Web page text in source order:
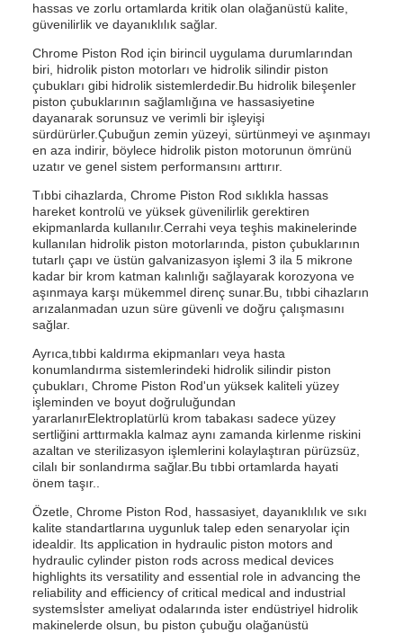
hassas ve zorlu ortamlarda kritik olan olağanüstü kalite,
güvenilirlik ve dayanıklılık sağlar.
Chrome Piston Rod için birincil uygulama durumlarından
biri, hidrolik piston motorları ve hidrolik silindir piston
çubukları gibi hidrolik sistemlerdedir.Bu hidrolik bileşenler
piston çubuklarının sağlamlığına ve hassasiyetine
dayanarak sorunsuz ve verimli bir işleyişi
sürdürürler.Çubuğun zemin yüzeyi, sürtünmeyi ve aşınmayı
en aza indirir, böylece hidrolik piston motorunun ömrünü
uzatır ve genel sistem performansını arttırır.
Tıbbi cihazlarda, Chrome Piston Rod sıklıkla hassas
hareket kontrolü ve yüksek güvenilirlik gerektiren
ekipmanlarda kullanılır.Cerrahi veya teşhis makinelerinde
kullanılan hidrolik piston motorlarında, piston çubuklarının
tutarlı çapı ve üstün galvanizasyon işlemi 3 ila 5 mikrone
kadar bir krom katman kalınlığı sağlayarak korozyona ve
aşınmaya karşı mükemmel direnç sunar.Bu, tıbbi cihazların
arızalanmadan uzun süre güvenli ve doğru çalışmasını
sağlar.
Ayrıca,tıbbi kaldırma ekipmanları veya hasta
konumlandırma sistemlerindeki hidrolik silindir piston
çubukları, Chrome Piston Rod'un yüksek kaliteli yüzey
işleminden ve boyut doğruluğundan
yararlanırElektroplatürlü krom tabakası sadece yüzey
sertliğini arttırmakla kalmaz aynı zamanda kirlenme riskini
azaltan ve sterilizasyon işlemlerini kolaylaştıran pürüzsüz,
cilalı bir sonlandırma sağlar.Bu tıbbi ortamlarda hayati
önem taşır..
Özetle, Chrome Piston Rod, hassasiyet, dayanıklılık ve sıkı
kalite standartlarına uygunluk talep eden senaryolar için
idealdir. Its application in hydraulic piston motors and
hydraulic cylinder piston rods across medical devices
highlights its versatility and essential role in advancing the
reliability and efficiency of critical medical and industrial
systemsİster ameliyat odalarında ister endüstriyel hidrolik
makinelerde olsun, bu piston çubuğu olağanüstü